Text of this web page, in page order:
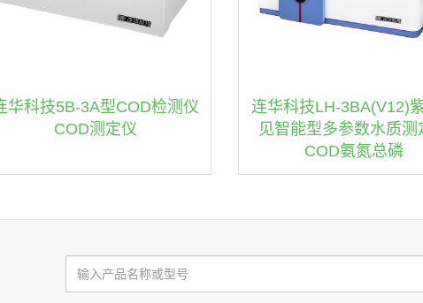
华科技5B-3A型COD检测仪
COD测定仪
连华科技LH-3BA(V12)
见智能型多参数水质测
COD氨氮总磷